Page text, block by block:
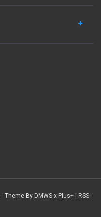
- Theme By DMWS x Plus+ | RSS-